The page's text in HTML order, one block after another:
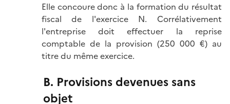
Elle concoure donc à la formation du résultat
fiscal de l'exercice N. Corrélativement
l'entreprise doit effectuer la reprise
comptable de la provision (250 000 €) au
titre du même exercice.
B. Provisions devenues sans
objet